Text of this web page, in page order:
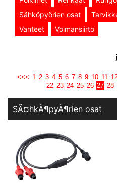
Sähköpyörien osat
Vanteet
Voimansiirto
<<< 1 2 3 4 5 6 7 8 9 10 11
22 23 24 25 26 27 28
SÃ¤hkÃ¶pyÃ¶rien osat